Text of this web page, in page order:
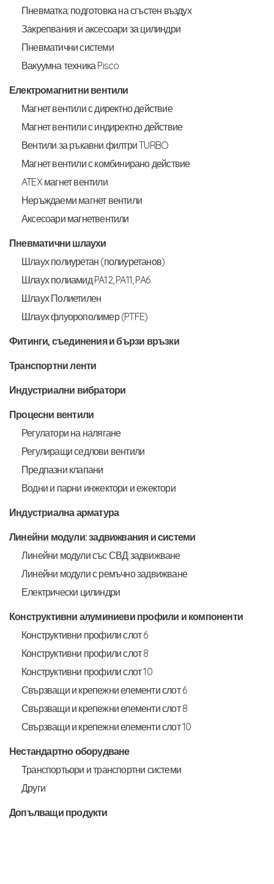
Пневматка: подготовка на сгъстен въздух
Закрепвания и аксесоари за цилиндри
Пневматични системи
Вакуумна техника Pisco
Електромагнитни вентили
Магнет вентили с директно действие
Магнет вентили с индиректно действие
Вентили за ръкавни филтри TURBO
Магнет вентили с комбинирано действие
ATEX магнет вентили
Неръждаеми магнет вентили
Аксесоари магнетвентили
Пневматични шлаухи
Шлаух полиуретан (полиуретанов)
Шлаух полиамид PA12, PA11, PA6
Шлаух Полиетилен
Шлаух флуорополимер (PTFE)
Фитинги, съединения и бързи връзки
Транспортни ленти
Индустриални вибратори
Процесни вентили
Регулатори на налягане
Регулиращи седлови вентили
Предпазни клапани
Водни и парни инжектори и ежектори
Индустриална арматура
Линейни модули: задвижвания и системи
Линейни модули със СВД задвижване
Линейни модули с ремъчно задвижване
Електрически цилиндри
Конструктивни алуминиеви профили и компоненти
Конструктивни профили слот 6
Конструктивни профили слот 8
Конструктивни профили слот 10
Свързващи и крепежни елементи слот 6
Свързващи и крепежни елементи слот 8
Свързващи и крепежни елементи слот 10
Нестандартно оборудване
Транспортьори и транспортни системи
Други
Допълващи продукти